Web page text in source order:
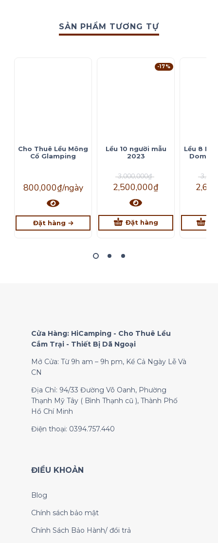
SẢN PHẨM TƯƠNG TỰ
Cho Thuê Lều Mông
Cổ Glamping
800,000₫/ngày
Đặt hàng
-17%
Lều 10 người mẫu
2023
3,000,000₫
2,500,000₫
Đặt hàng
Lều 8
Dome
Cửa Hàng: HiCamping - Cho Thuê Lều
Cắm Trại - Thiết Bị Dã Ngoại
Mở Cửa: Từ 9h am – 9h pm, Kể Cả Ngày Lễ Và
CN
Địa Chỉ: 94/33 Đường Võ Oanh, Phường
Thạnh Mỹ Tây ( Bình Thạnh cũ ), Thành Phố
Hồ Chí Minh
Điện thoại: 0394.757.440
ĐIỀU KHOẢN
Blog
Chính sách bảo mật
Chính Sách Bảo Hành/ đổi trả